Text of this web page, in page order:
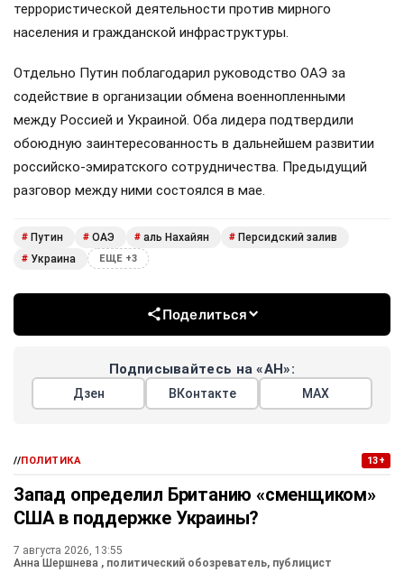
террористической деятельности против мирного
населения и гражданской инфраструктуры.
Отдельно Путин поблагодарил руководство ОАЭ за
содействие в организации обмена военнопленными
между Россией и Украиной. Оба лидера подтвердили
обоюдную заинтересованность в дальнейшем развитии
российско-эмиратского сотрудничества. Предыдущий
разговор между ними состоялся в мае.
# Путин # ОАЭ # аль Нахайян # Персидский залив
# Украина ЕЩЕ +3
Поделиться
Подписывайтесь на «АН»:
Дзен ВКонтакте МАХ
//ПОЛИТИКА 13+
Запад определил Британию «сменщиком»
США в поддержке Украины?
7 августа 2026, 13:55
Анна Шершнева , политический обозреватель, публицист